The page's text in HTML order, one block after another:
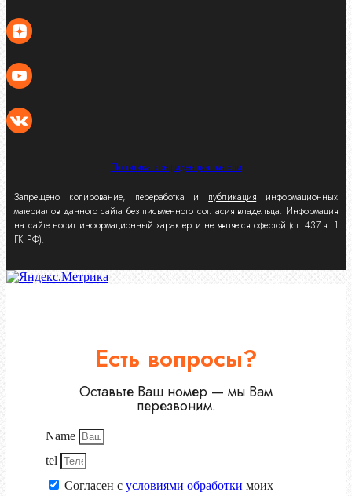
Политика конфиденциальности
Запрещено копирование, переработка и публикация информационных
материалов данного сайта без письменного согласия владельца. Информация
на сайте носит информационный характер и не является офертой (ст. 437 ч. 1
ГК РФ).
Есть вопросы?
Оставьте Ваш номер — мы Вам
перезвоним.
Name
tel
Согласен с условиями обработки моих